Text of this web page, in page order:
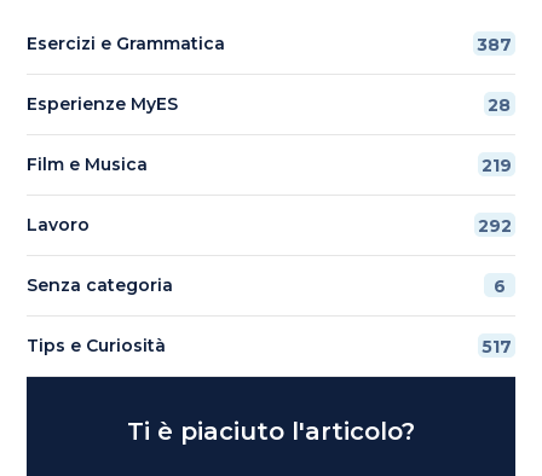
Esercizi e Grammatica 387
Esperienze MyES 28
Film e Musica 219
Lavoro 292
Senza categoria 6
Tips e Curiosità 517
Ti è piaciuto l'articolo?